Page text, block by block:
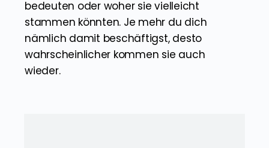
bedeuten oder woher sie vielleicht
stammen könnten. Je mehr du dich
nämlich damit beschäftigst, desto
wahrscheinlicher kommen sie auch
wieder.